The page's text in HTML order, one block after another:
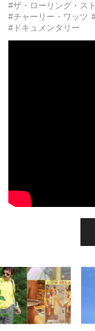
#ザ・ローリング・ス
#チャーリー・ワッツ
#ドキュメンタリー